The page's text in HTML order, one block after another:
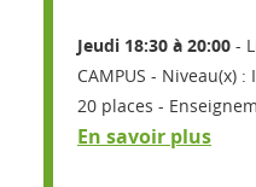
Jeudi 18:30 à 20:00
CAMPUS
Niveau(x) :
20 places
En savoir plus